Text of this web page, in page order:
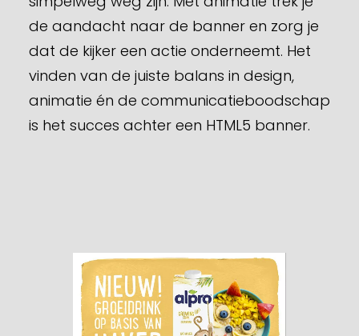
de aandacht naar de banner en zorg je
dat de kijker een actie onderneemt. Het
vinden van de juiste balans in design,
animatie én de communicatieboodschap
is het succes achter een HTML5 banner.